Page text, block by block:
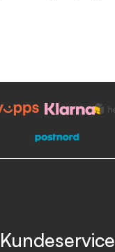
Kundeservice